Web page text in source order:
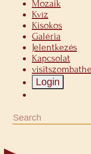
Mozaik
Kvíz
Kisokos
Galéria
Jelentkezés
Kapcsolat
Login